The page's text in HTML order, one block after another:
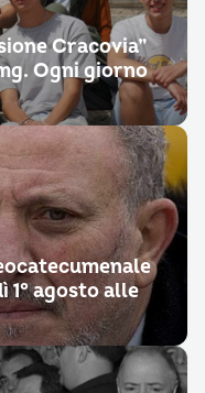
Cracovia”
Ogni giorno
1° agosto alle